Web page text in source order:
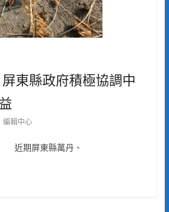
東縣政府積極協調中
編輯中心
近期屏東縣萬丹、